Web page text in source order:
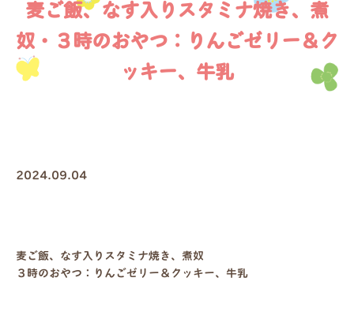
麦ご飯、なす入りスタミナ焼き、煮
奴・３時のおやつ：りんごゼリー＆ク
ッキー、牛乳
2024.09.04
麦ご飯、なす入りスタミナ焼き、煮奴
３時のおやつ：りんごゼリー＆クッキー、牛乳